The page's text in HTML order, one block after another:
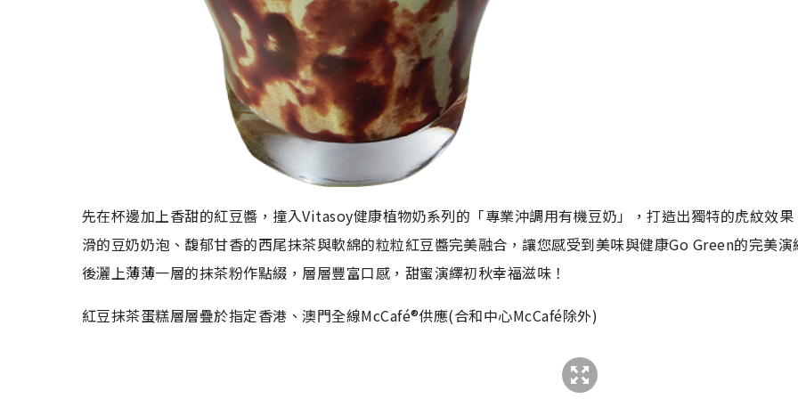
先在杯邊加上香甜的紅豆醬，撞入Vitasoy健康植物奶系列的「專業沖調用有機豆奶」，打造出獨特的虎紋效果
滑的豆奶奶泡、馥郁甘香的西尾抹茶與軟綿的粒粒紅豆醬完美融合，讓您感受到美味與健康Go Green的完美演
後灑上薄薄一層的抹茶粉作點綴，層層豐富口感，甜蜜演繹初秋幸福滋味！
紅豆抹茶蛋糕層層疊於指定香港、澳門全線McCafé®供應(合和中心McCafé除外)